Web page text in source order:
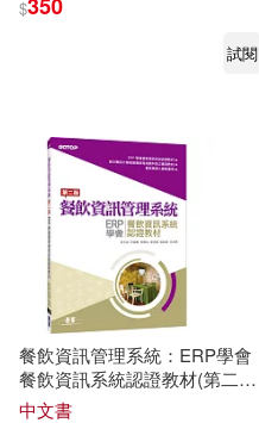
$
試閱
餐飲資訊管理系統：ERP學會
餐飲資訊系統認證教材(第二
版)
中文書